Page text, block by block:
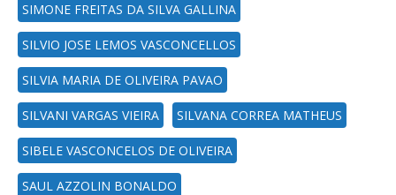
SIMONE FREITAS DA SILVA GALLINA
SILVIO JOSE LEMOS VASCONCELLOS
SILVIA MARIA DE OLIVEIRA PAVAO
SILVANI VARGAS VIEIRA SILVANA CORREA MATHEUS
SIBELE VASCONCELOS DE OLIVEIRA
SAUL AZZOLIN BONALDO